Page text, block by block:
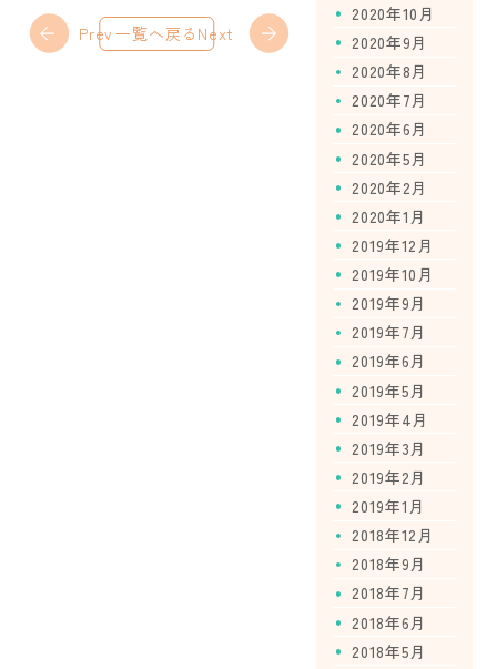
Prev 一覧へ戻る Next
2020年10月
2020年9月
2020年8月
2020年7月
2020年6月
2020年5月
2020年2月
2020年1月
2019年12月
2019年10月
2019年9月
2019年7月
2019年6月
2019年5月
2019年4月
2019年3月
2019年2月
2019年1月
2018年12月
2018年9月
2018年7月
2018年6月
2018年5月